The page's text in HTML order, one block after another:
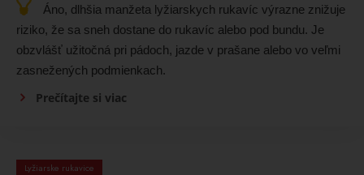
Áno, dlhšia manžeta lyžiarskych rukavíc výrazne znižuje
riziko, že sa sneh dostane do rukavíc alebo pod bundu. Je
obzvlášť užitočná pri pádoch, jazde v prašane alebo vo veľmi
zasnežených podmienkach.
Prečítajte si viac
Lyžiarske rukavice